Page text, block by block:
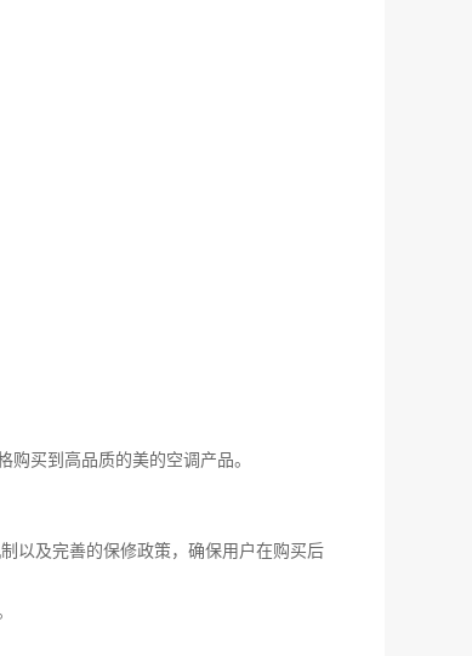
买到高品质的美的空调产品。
以及完善的保修政策，确保用户在购买后